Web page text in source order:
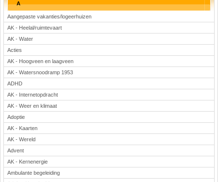
A
Aangepaste vakanties/logeerhuizen
AK - Heelal/ruimtevaart
AK - Water
Acties
AK - Hoogveen en laagveen
AK - Watersnoodramp 1953
ADHD
AK - Internetopdracht
AK - Weer en klimaat
Adoptie
AK - Kaarten
AK - Wereld
Advent
AK - Kernenergie
Ambulante begeleiding